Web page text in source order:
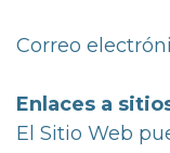
Correo
Enlaces a
El Sitio Web